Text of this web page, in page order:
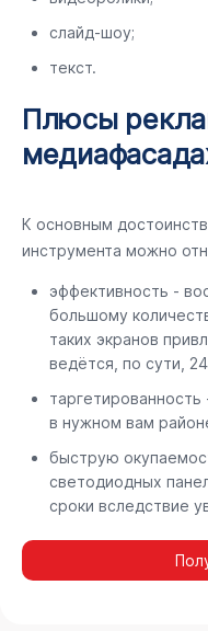
слайд-шоу;
текст.
Плюсы
К основным
инструмента можно
эффективность -
большому
таких экранов
ведётся, по сути,
в нужном вам
быструю
светодиодных
сроки вследствие